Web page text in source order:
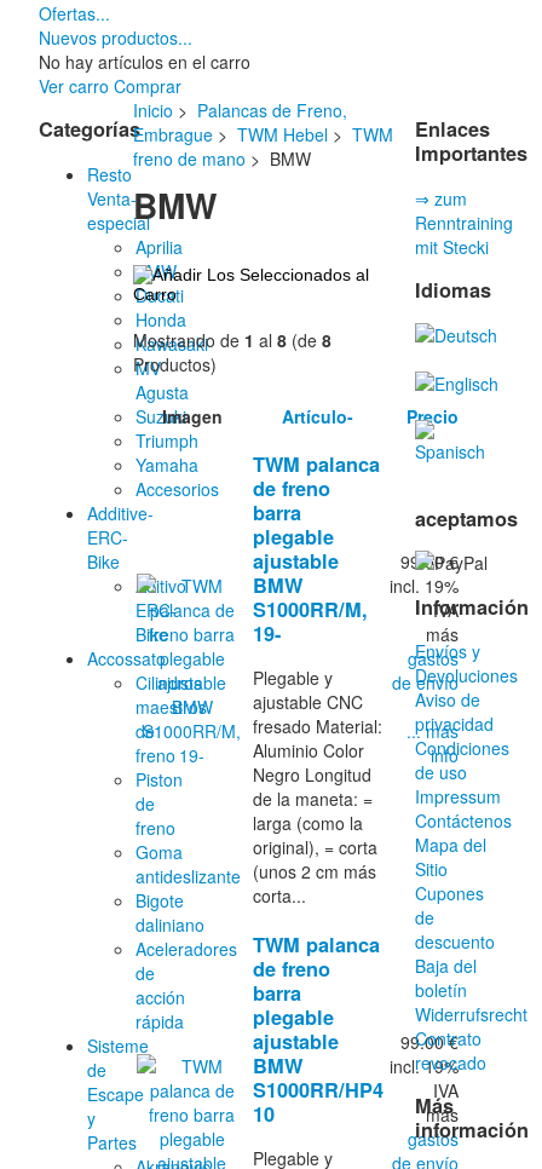
Ofertas...
Nuevos productos...
No hay artículos en el carro
Ver carro Comprar
Categorías
Resto
Venta-
especial
Aprilia
BMW
Ducati
Honda
Kawasaki
MV
Agusta
Suzuki
Triumph
Yamaha
Accesorios
Additive-
ERC-
Bike
Aditivo
ERC-
Bike
Accossato
Cilindros
maestros
de
freno
Piston
de
freno
Goma
antideslizante
Bigote
daliniano
Aceleradores
de
acción
rápida
Sisteme
de
Escape
y
Partes
Inicio > Palancas de Freno,
Embrague> TWM Hebel> TWM
freno de mano > BMW
BMW
Mostrando de 1 al 8(de 8
Productos)
Imagen Artículo- Precio
TWM palanca
de freno
barra
plegable
ajustable
BMW
S1000RR/M,
19-
Plegable y
ajustable CNC
fresado Material:
Aluminio Color
Negro Longitud
de la maneta: =
larga (como la
original), = corta
(unos 2 cm más
corta...
99.00 €
incl. 19%
IVA
más
gastos
de envío
... más
info
TWM palanca
de freno
barra
plegable
ajustable
BMW
S1000RR/HP4
10
Plegable y
99.00 €
incl. 19%
IVA
más
gastos
de envío
Enlaces
Importantes
⇒ zum
Renntraining
mit Stecki
Idiomas
aceptamos
Información
Envíos y
Devoluciones
Aviso de
privacidad
Condiciones
de uso
Impressum
Contáctenos
Mapa del
Sitio
Cupones
de
descuento
Baja del
boletín
Widerrufsrecht
Contrato
revocado
Más
información